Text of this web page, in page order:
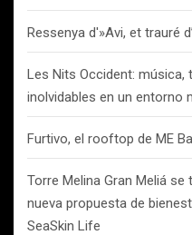
Ressenya d'»Avi, et trauré
Les Nits Occident:
inolvidables en un entorno
Furtivo, el rooftop de ME
Torre Melina Gran Meliá
nueva propuesta de
SeaSkin Life